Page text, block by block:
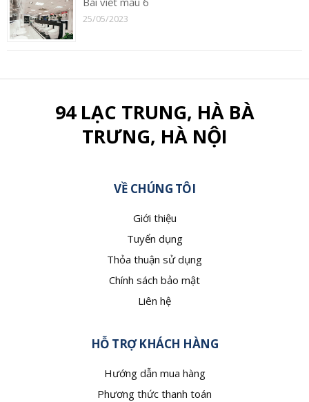
25/05/2023
94 LẠC TRUNG, HÀ BÀ
TRƯNG, HÀ NỘI
VỀ CHÚNG TÔI
Giới thiệu
Tuyển dụng
Thỏa thuận sử dụng
Chính sách bảo mật
Liên hệ
HỖ TRỢ KHÁCH HÀNG
Hướng dẫn mua hàng
Phương thức thanh toán